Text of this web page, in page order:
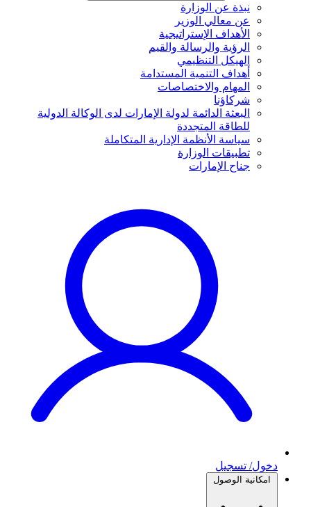
نبذة عن الوزارة
عن معالي الوزير
الأهداف الإستراتيجية
الرؤية والرسالة والقيم
الهيكل التنظيمي
أهداف التنمية المستدامة
المهام والاختصاصات
شركاؤنا
البعثة الدائمة لدولة الإمارات لدى الوكالة الدولية
للطاقة المتجددة
سياسة الأنظمة الإدارية المتكاملة
تطبيقات الوزارة
جناح الإمارات
دخول/ تسجيل
امكانية الوصول